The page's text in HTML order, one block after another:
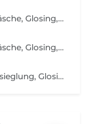
Beratung, Balayagesträhnen, Verwöhnhaarwäsche, Glosing, Farbversiegelung, waschen inkl. Pflegebehandlung, schneiden, föhnen, Styling inkl. Stylingsprodukte, bis Kinn lange Haare, ab
Beratung, Balayagesträhnen, Verwöhnhaarwäsche, Glosing, Farbversiegelung, waschen inkl. Pflegebehandlung, schneiden, föhnen, Styling inkl. Stylingsprodukte, ab Kinn lange Haare, ab
Beratung, Kopfhautschutz, Strähnen, Farbversieglung, Glosing, waschen inkl. Pflegebehandlung, schneiden, föhnen, Styling inkl. Stylingsprodukte, bis Kinn lange Haare, ab